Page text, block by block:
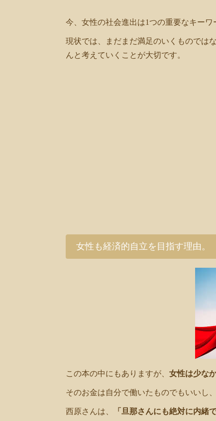
今、女性の社会進出は1つの重要なキーワ
現状では、まだまだ満足のいくものでは
んと考えていくことが大切です。
女性も経済的自立を目指す理由。
この本の中にもありますが、 女性は少な
そのお金は自分で働いたものでもいいし
西原さんは、 「旦那さんにも絶対に内緒